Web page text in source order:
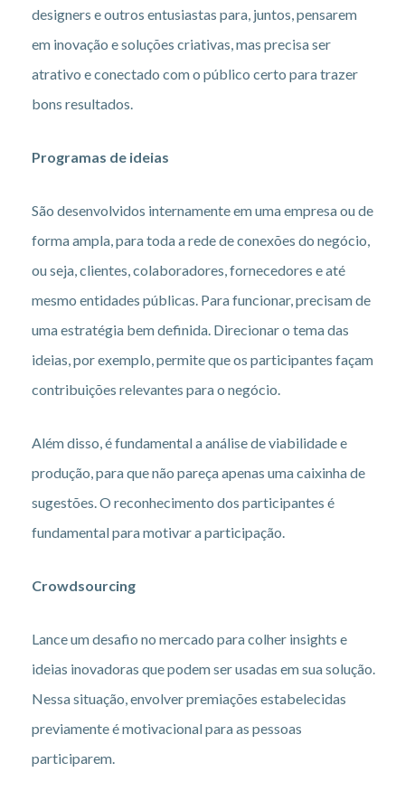
designers e outros entusiastas para, juntos, pensarem
em inovação e soluções criativas, mas precisa ser
atrativo e conectado com o público certo para trazer
bons resultados.
Programas de ideias
São desenvolvidos internamente em uma empresa ou de
forma ampla, para toda a rede de conexões do negócio,
ou seja, clientes, colaboradores, fornecedores e até
mesmo entidades públicas. Para funcionar, precisam de
uma estratégia bem definida. Direcionar o tema das
ideias, por exemplo, permite que os participantes façam
contribuições relevantes para o negócio.
Além disso, é fundamental a análise de viabilidade e
produção, para que não pareça apenas uma caixinha de
sugestões. O reconhecimento dos participantes é
fundamental para motivar a participação.
Crowdsourcing
Lance um desafio no mercado para colher insights e
ideias inovadoras que podem ser usadas em sua solução.
Nessa situação, envolver premiações estabelecidas
previamente é motivacional para as pessoas
participarem.